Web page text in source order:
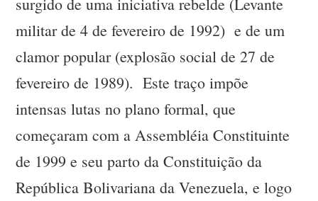
surgido de uma iniciativa rebelde (Levante
militar de 4 de fevereiro de 1992) e de um
clamor popular (explosão social de 27 de
fevereiro de 1989). Este traço impõe
intensas lutas no plano formal, que
começaram com a Assembléia Constituinte
de 1999 e seu parto da Constituição da
República Bolivariana da Venezuela, e logo